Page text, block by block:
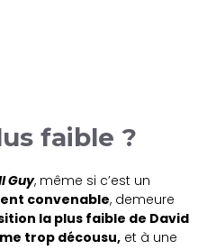
faible ?
Guy, même si c’est un
convenable, demeure
la plus faible de David
trop décousu, et à une